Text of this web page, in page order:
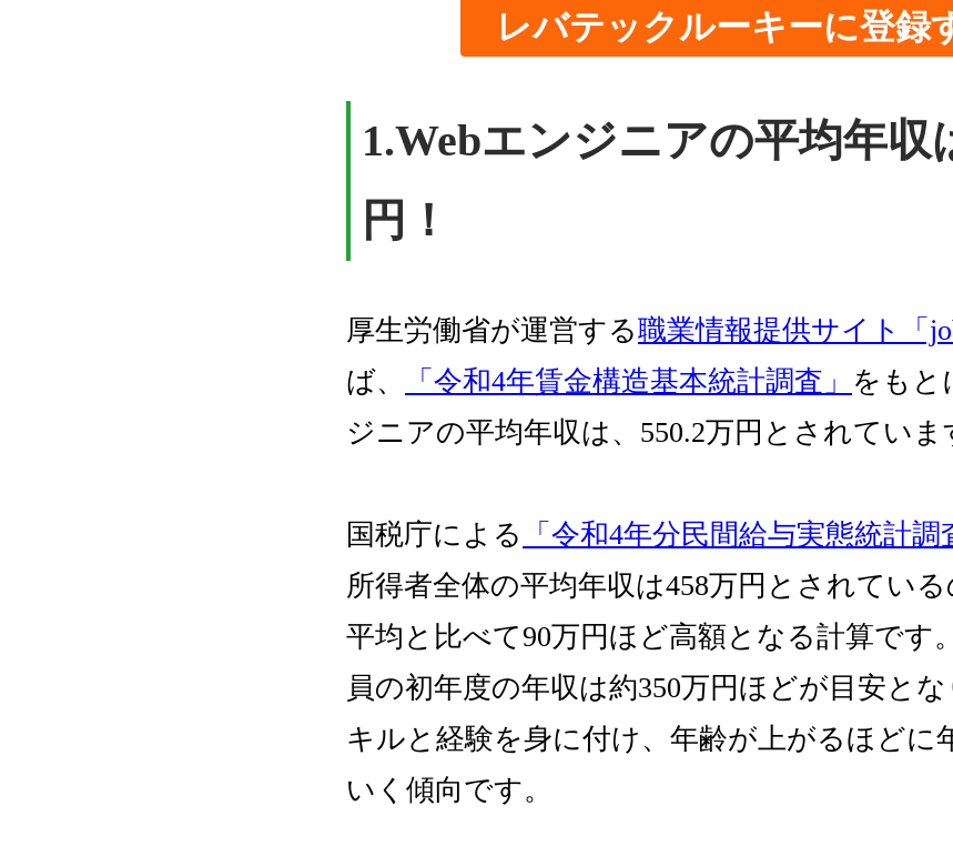
レバテックルーキーに登録
1.Webエンジニアの平均年収
円！
厚生労働省が運営する職業情報提供サイト「
ば、
「令和4年賃金構造基本統計調査」
をもと
ジニアの平均年収は、550.2万円とされていま
国税庁による 「令和4年分民間給与実態統計調
所得者全体の平均年収は458万円とされてい
平均と比べて90万円ほど高額となる計算です
員の初年度の年収は約350万円ほどが目安と
キルと経験を身に付け、年齢が上がるほどに
いく傾向です。